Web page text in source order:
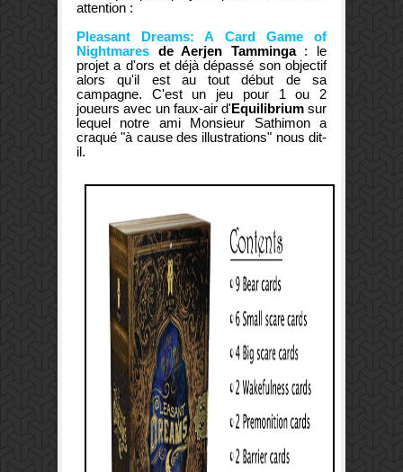
attention :
Pleasant Dreams: A Card Game of
Nightmares de Aerjen Tamminga : le
projet a d'ors et déjà dépassé son objectif
alors qu'il est au tout début de sa
campagne. C'est un jeu pour 1 ou 2
joueurs avec un faux-air d'Equilibrium sur
lequel notre ami Monsieur Sathimon a
craqué "à cause des illustrations" nous dit-
il.